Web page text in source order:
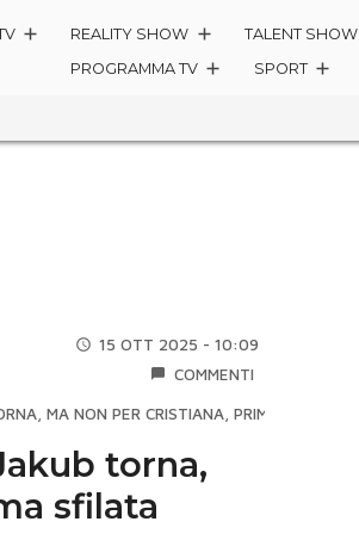
REALITY SHOW TALENT SHOW
PROGRAMMA TV
SPORT
15 OTT 2025 - 10:09
COMMENTI
MA NON PER CRISTIANA, PRIMA SFILATA
torna,
sfilata